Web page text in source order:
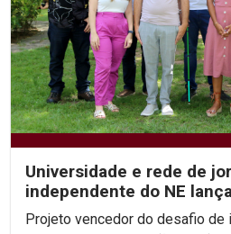
Universidade e rede de
independente do NE
inédita e aplicativo
Projeto vencedor do desafio de